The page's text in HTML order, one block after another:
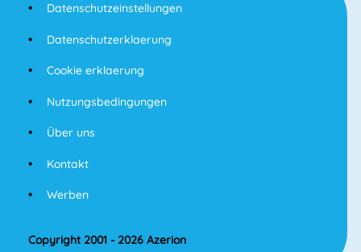
Datenschutzeinstellungen
Datenschutzerklaerung
Cookie erklaerung
Nutzungsbedingungen
Über uns
Kontakt
Werben
Copyright 2001 - 2026 Azerion